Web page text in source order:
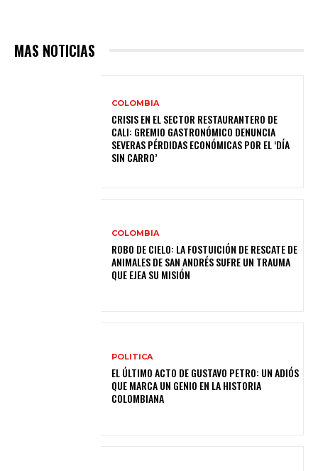
MAS NOTICIAS
COLOMBIA
CRISIS EN EL SECTOR RESTAURANTERO DE
CALI: GREMIO GASTRONÓMICO DENUNCIA
SEVERAS PÉRDIDAS ECONÓMICAS POR EL ‘DÍA
SIN CARRO’
COLOMBIA
ROBO DE CIELO: LA FOSTUICIÓN DE RESCATE DE
ANIMALES DE SAN ANDRÉS SUFRE UN TRAUMA
QUE EJEA SU MISIÓN
POLITICA
EL ÚLTIMO ACTO DE GUSTAVO PETRO: UN ADIÓS
QUE MARCA UN GENIO EN LA HISTORIA
COLOMBIANA